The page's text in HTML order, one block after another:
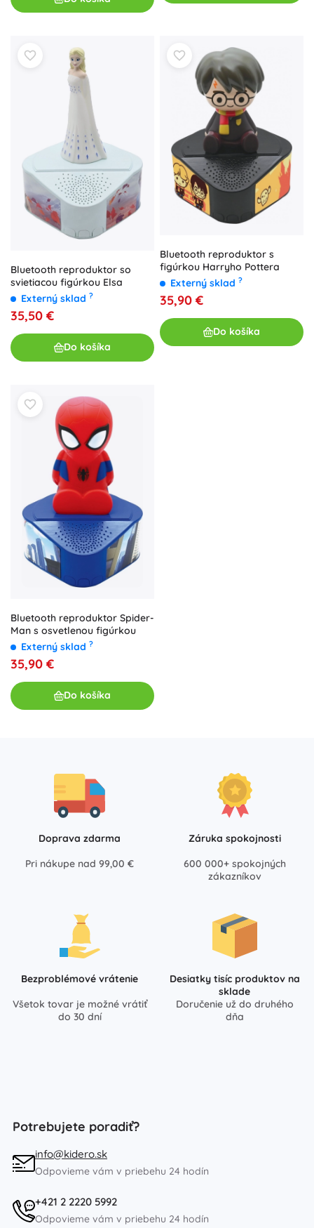
Bluetooth reproduktor so
svietiacou figúrkou Elsa
Externý sklad ?
35,50 €
Do košíka
Bluetooth reproduktor s
figúrkou Harryho Pottera
Externý sklad ?
35,90 €
Do košíka
Bluetooth reproduktor Spider-
Man s osvetlenou figúrkou
Externý sklad ?
35,90 €
Do košíka
Doprava zdarma
Pri nákupe nad 99,00 €
Záruka spokojnosti
600 000+ spokojných
zákazníkov
Bezproblémové vrátenie
Všetok tovar je možné vrátiť
do 30 dní
Desiatky tisíc produktov na
sklade
Doručenie už do druhého
dňa
Potrebujete poradiť?
info@kidero.sk
Odpovieme vám v priebehu 24 hodín
+421 2 2220 5992
Odpovieme vám v priebehu 24 hodín